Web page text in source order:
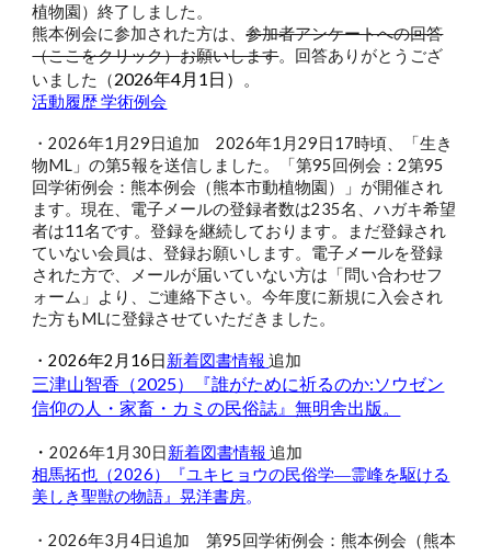
植物園）終了しました。
熊本例会に参加された方は、参加者アンケートへの回答
（ここをクリック）お願いします。回答ありがとうござ
いました（2026年4月1日）
。
活動履歴 学術例会
・2026年1月29日追加2026年1月29日17時頃、「生き
物ML」の第5報を送信しました。「第95回例会：2第95
回学術例会：熊本例会（熊本市動植物園）」が開催され
ます。現在、電子メールの登録者数は235名、ハガキ希望
者は11名です。登録を継続しております。まだ登録され
ていない会員は、登録お願いします。電子メールを登録
された方で、メールが届いていない方は「問い合わせフ
ォーム」より、ご連絡下さい。今年度に新規に入会され
た方もMLに登録させていただきました。
・2026年2月16日新着図書情報 追加
三津山智香（2025）『誰がために祈るのか:ソウゼン
信仰の人・家畜・カミの民俗誌』無明舎出版。
・2026年1月 30日新着図書情報 追加
相馬拓也（2026）『ユキヒョウの民俗学―霊峰を駆ける
美しき聖獣の物語』晃洋書房。
・2026年3月4日追加 第95回学術例会：熊本例会（熊本